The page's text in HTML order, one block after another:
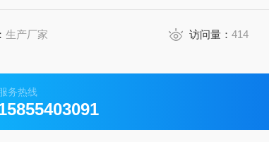
生产厂家 访问量： 414
服务热线